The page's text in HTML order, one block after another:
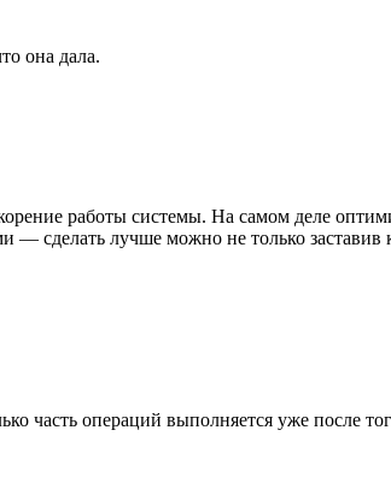
она дала.
работы системы. На самом деле
лучше можно не только заставив
операций выполняется уже после